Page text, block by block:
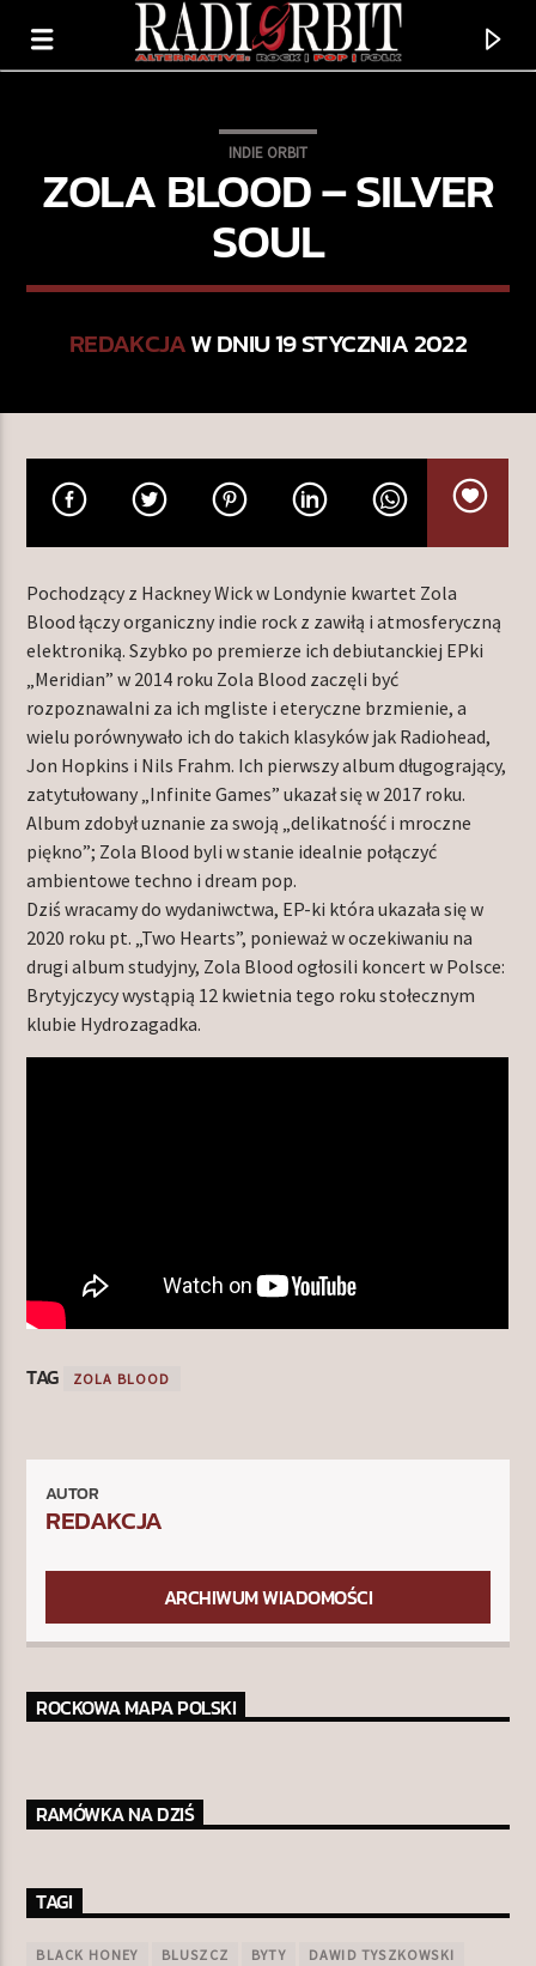
FAST SILVER
TOY
TERAZ W RAMÓWCE
INDIE ORBIT
18:00 24:00
Radio Orbit
INDIE ORBIT
ZOLA BLOOD – SILVER
SOUL
REDAKCJAW DNIU 19 STYCZNIA 2022
Pochodzący z Hackney Wick w Londynie kwartet Zola
Blood łączy organiczny indie rock z zawiłą i atmosferyczną
elektroniką. Szybko po premierze ich debiutanckiej EPki
„Meridian” w 2014 roku Zola Blood zaczęli być
rozpoznawalni za ich mgliste i eteryczne brzmienie, a
wielu porównywało ich do takich klasyków jak Radiohead,
Jon Hopkins i Nils Frahm. Ich pierwszy album długogrający,
zatytułowany „Infinite Games” ukazał się w 2017 roku.
Album zdobył uznanie za swoją „delikatność i mroczne
piękno”; Zola Blood byli w stanie idealnie połączyć
ambientowe techno i dream pop.
Dziś wracamy do wydaniwctwa, EP-ki która ukazała się w
2020 roku pt. „Two Hearts”, ponieważ w oczekiwaniu na
drugi album studyjny, Zola Blood ogłosili koncert w Polsce:
Brytyjczycy wystąpią 12 kwietnia tego roku stołecznym
klubie Hydrozagadka.
TAG ZOLA BLOOD
AUTOR
REDAKCJA
ARCHIWUM WIADOMOŚCI
ROCKOWA MAPA POLSKI
RAMÓWKA NA DZIŚ
TAGI
BLACK HONEY BLUSZCZ BYTY DAWID TYSZKOWSKI